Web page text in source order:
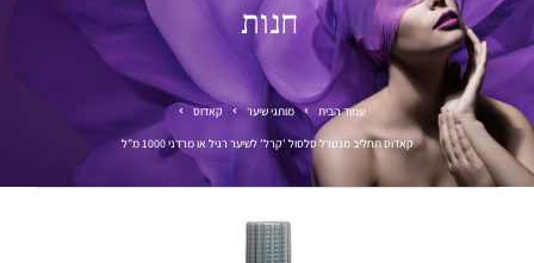
חנות
עמוד הבית מותגי שיער קאדוס
קאדוס תחליב מנטרל סלסול 'קרל' לשיער רגיל או מרדני 1000 מ"ל